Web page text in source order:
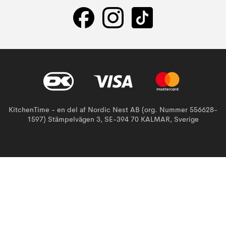
KitchenTime - en del af Nordic Nest AB (org. Nummer 556628-
1597) Stämpelvägen 3, SE-394 70 KALMAR, Sverige